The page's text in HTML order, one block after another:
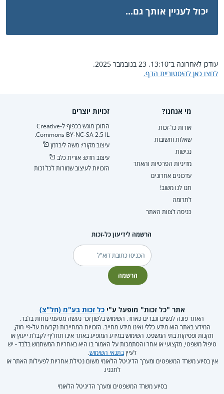
יכול לעניין אותך גם...
עודכן לאחרונה ב־13:10, 23 בנובמבר 2025.
לחצו כאן להיסטוריית הדף.
מי אנחנו?
אודות כל-זכות
שאלות ותשובות
נגישות
מדיניות הפרטיות והאתר
עדכונים אחרונים
תנו לנו משוב!
לתרומה
כניסה לצוות האתר
זכויות יוצרים
התוכן מוגש בכפוף ל-Creative
Commons BY-NC-SA 2.5 IL.
עיצוב מקורי: משה ליברמן
עיצוב חדש: אורית כלב
הזכויות לעיצוב שמורות לכל זכות
הרשמה לידיעון כל-זכות
דוא"ל
הרשמה
אתר "כל זכות" מופעל ע"יכל זכות בע"מ (חל"צ)
האתר פונה לנשים וגברים כאחד. השימוש בלשון זכר נעשה מטעמי נוחות בלבד.
המידע באתר הוא מידע כללי ואינו מידע מחייב. הזכויות המחייבות נקבעות על-פי חוק,
תקנות ופסיקות בתי המשפט. השימוש במידע המופיע באתר אינו תחליף לקבלת ייעוץ או
טיפול משפטי, מקצועי או אחר והסתמכות על האמור בו היא באחריות המשתמש בלבד - יש
לעייןבתנאי השימוש.
אין בסיוע משרד המשפטים ומערך הדיגיטל הלאומי משום נטילת אחריות לפעילות האתר או
לתכניו.
בסיוע משרד המשפטים ומערך הדיגיטל הלאומי